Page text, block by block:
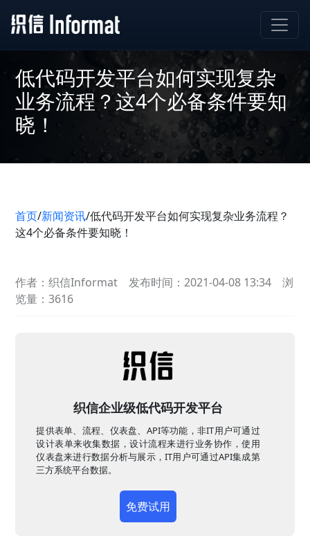
低代码开发平台如何实现复杂
业务流程？这4个必备条件要知
晓！
首页/新闻资讯/低代码开发平台如何实现复杂业务流程？
这4个必备条件要知晓！
作者：织信Informat 发布时间：2021-04-08 13:34
浏
览量：3616
织信企业级低代码开发平台
提供表单、流程、仪表盘、API等功能，非IT用户可通过
设计表单来收集数据，设计流程来进行业务协作，使用
仪表盘来进行数据分析与展示，IT用户可通过API集成第
三方系统平台数据。
免费试用